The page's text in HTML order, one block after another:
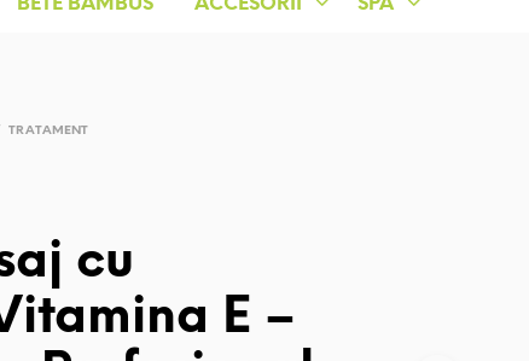
BETE BAMBUS ACCESORII SPA
TRATAMENT
cu
E –